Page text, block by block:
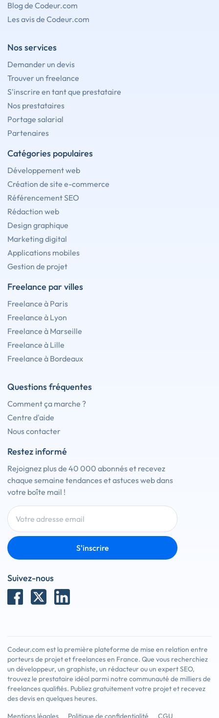
Blog de Codeur.com
Les avis de Codeur.com
Nos services
Demander un devis
Trouver un freelance
S'inscrire en tant que prestataire
Nos prestataires
Portage salarial
Partenaires
Catégories populaires
Développement web
Création de site e-commerce
Référencement SEO
Rédaction web
Design graphique
Marketing digital
Applications mobiles
Gestion de projet
Freelance par villes
Freelance à Paris
Freelance à Lyon
Freelance à Marseille
Freelance à Lille
Freelance à Bordeaux
Questions fréquentes
Comment ça marche ?
Centre d'aide
Nous contacter
Restez informé
Rejoignez plus de 40 000 abonnés et recevez
chaque semaine tendances et astuces web dans
votre boîte mail !
S'inscrire
Suivez-nous
Codeur.com est la première plateforme de mise en relation entre
porteurs de projet et freelances en France. Que vous recherchiez
un développeur, un graphiste, un rédacteur ou un expert SEO,
trouvez le prestataire idéal parmi notre communauté de milliers de
freelances qualifiés. Publiez gratuitement votre projet et recevez
des devis en quelques heures.
Mentions légales
Politique de confidentialité CGU